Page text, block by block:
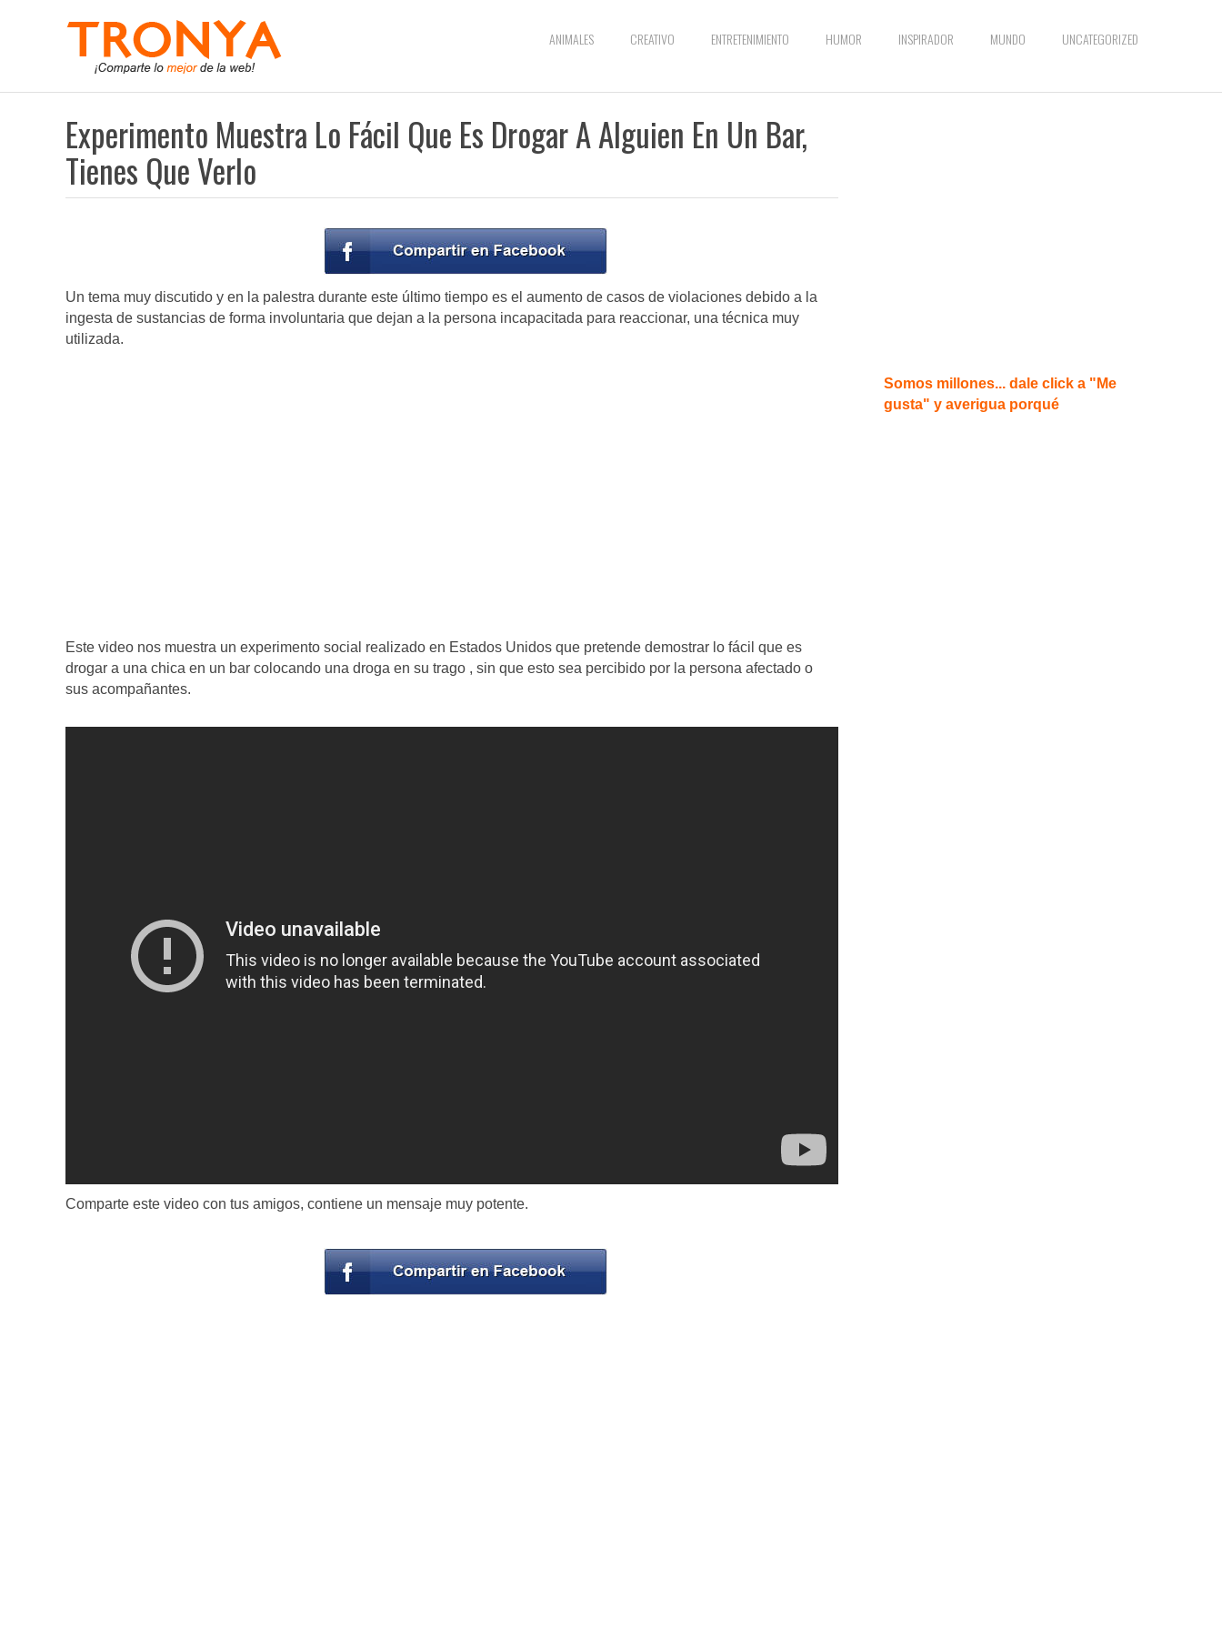
ANIMALES CREATIVO ENTRETENIMIENTO HUMOR INSPIRADOR MUNDO UNCATEGORIZED
Experimento Muestra Lo Fácil Que Es Drogar A Alguien En Un Bar,
Tienes Que Verlo
Un tema muy discutido y en la palestra durante este último tiempo es el aumento de casos de violaciones debido a la
ingesta de sustancias de forma involuntaria que dejan a la persona incapacitada para reaccionar, una técnica muy
utilizada.
Este video nos muestra un experimento social realizado en Estados Unidos que pretende demostrar lo fácil que es
drogar a una chica en un bar colocando una droga en su trago , sin que esto sea percibido por la persona afectado o
sus acompañantes.
Comparte este video con tus amigos, contiene un mensaje muy potente.
Somos millones... dale click a "Me
gusta" y averigua porqué